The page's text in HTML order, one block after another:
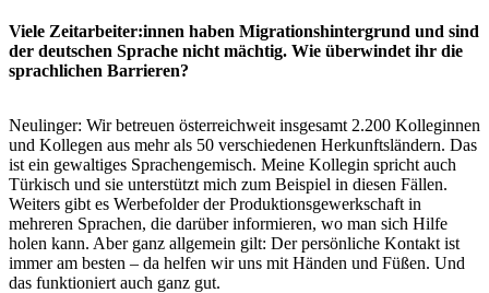
Viele Zeitarbeiter:innen haben Migrationshintergrund und sind
der deutschen Sprache nicht mächtig. Wie überwindet ihr die
sprachlichen Barrieren?
Neulinger: Wir betreuen österreichweit insgesamt 2.200 Kolleginnen
und Kollegen aus mehr als 50 verschiedenen Herkunftsländern. Das
ist ein gewaltiges Sprachengemisch. Meine Kollegin spricht auch
Türkisch und sie unterstützt mich zum Beispiel in diesen Fällen.
Weiters gibt es Werbefolder der Produktionsgewerkschaft in
mehreren Sprachen, die darüber informieren, wo man sich Hilfe
holen kann. Aber ganz allgemein gilt: Der persönliche Kontakt ist
immer am besten – da helfen wir uns mit Händen und Füßen. Und
das funktioniert auch ganz gut.